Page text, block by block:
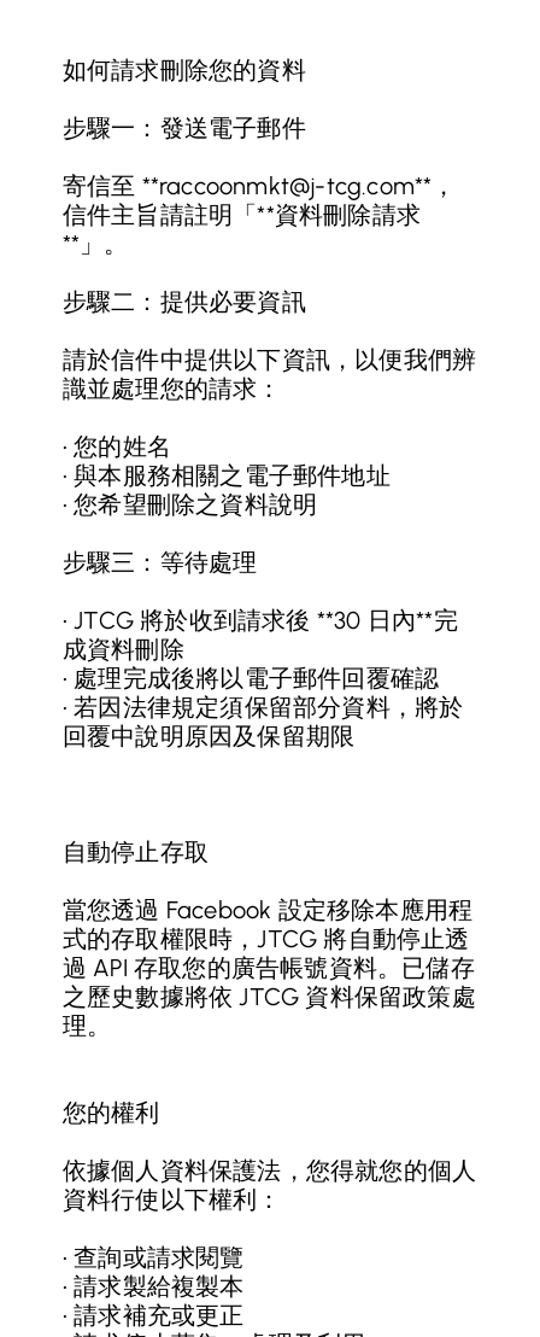
如何請求刪除您的資料
步驟一：發送電子郵件
寄信至 **raccoonmkt@j-tcg.com**，
信件主旨請註明「**資料刪除請求
**」。
步驟二：提供必要資訊
請於信件中提供以下資訊，以便我們辨
識並處理您的請求：
• 您的姓名
• 與本服務相關之電子郵件地址
• 您希望刪除之資料說明
步驟三：等待處理
• JTCG 將於收到請求後 **30 日內**完
成資料刪除
• 處理完成後將以電子郵件回覆確認
• 若因法律規定須保留部分資料，將於
回覆中說明原因及保留期限
自動停止存取
當您透過 Facebook 設定移除本應用程
式的存取權限時，JTCG 將自動停止透
過 API 存取您的廣告帳號資料。已儲存
之歷史數據將依 JTCG 資料保留政策處
理。
您的權利
依據個人資料保護法，您得就您的個人
資料行使以下權利：
• 查詢或請求閱覽
• 請求製給複製本
• 請求補充或更正